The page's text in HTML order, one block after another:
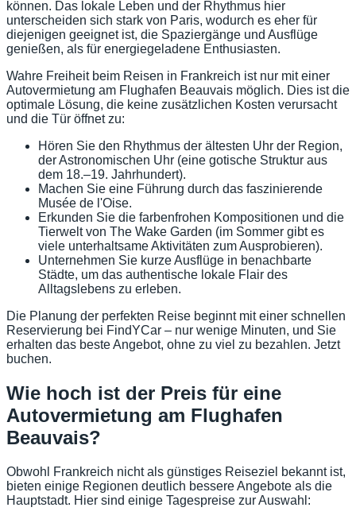
können. Das lokale Leben und der Rhythmus hier
unterscheiden sich stark von Paris, wodurch es eher für
diejenigen geeignet ist, die Spaziergänge und Ausflüge
genießen, als für energiegeladene Enthusiasten.
Wahre Freiheit beim Reisen in Frankreich ist nur mit einer
Autovermietung am Flughafen Beauvais möglich. Dies ist die
optimale Lösung, die keine zusätzlichen Kosten verursacht
und die Tür öffnet zu:
Hören Sie den Rhythmus der ältesten Uhr der Region,
der Astronomischen Uhr (eine gotische Struktur aus
dem 18.–19. Jahrhundert).
Machen Sie eine Führung durch das faszinierende
Musée de l'Oise.
Erkunden Sie die farbenfrohen Kompositionen und die
Tierwelt von The Wake Garden (im Sommer gibt es
viele unterhaltsame Aktivitäten zum Ausprobieren).
Unternehmen Sie kurze Ausflüge in benachbarte
Städte, um das authentische lokale Flair des
Alltagslebens zu erleben.
Die Planung der perfekten Reise beginnt mit einer schnellen
Reservierung bei FindYCar – nur wenige Minuten, und Sie
erhalten das beste Angebot, ohne zu viel zu bezahlen. Jetzt
buchen.
Wie hoch ist der Preis für eine
Autovermietung am Flughafen
Beauvais?
Obwohl Frankreich nicht als günstiges Reiseziel bekannt ist,
bieten einige Regionen deutlich bessere Angebote als die
Hauptstadt. Hier sind einige Tagespreise zur Auswahl: